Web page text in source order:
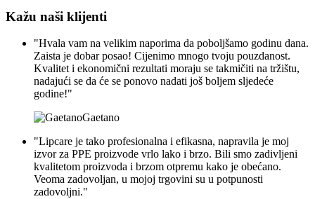
Kažu naši klijenti
"Hvala vam na velikim naporima da poboljšamo godinu dana.
Zaista je dobar posao! Cijenimo mnogo tvoju pouzdanost.
Kvalitet i ekonomični rezultati moraju se takmičiti na tržištu,
nadajući se da će se ponovo nadati još boljem sljedeće
godine!"
Gaetano
"Lipcare je tako profesionalna i efikasna, napravila je moj
izvor za PPE proizvode vrlo lako i brzo. Bili smo zadivljeni
kvalitetom proizvoda i brzom otpremu kako je obećano.
Veoma zadovoljan, u mojoj trgovini su u potpunosti
zadovoljni."